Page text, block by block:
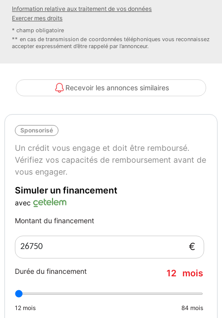
Vert Sky métallisé
136
Garantie mécanique
Spoticar-Premium 12 Mois
Information relative aux traitement de vos données
Exercer mes droits
* champ obligatoire
** en cas de transmission de coordonnées téléphoniques vous reconnaissez
accepter expressément d’être rappelé par l’annonceur.
Recevoir les annonces similaires
Sponsorisé
Un crédit vous engage et doit être remboursé.
Vérifiez vos capacités de remboursement avant de
vous engager.
Simuler un financement
avec
Montant du financement
€
Durée du financement 12 mois
12 mois 84 mois